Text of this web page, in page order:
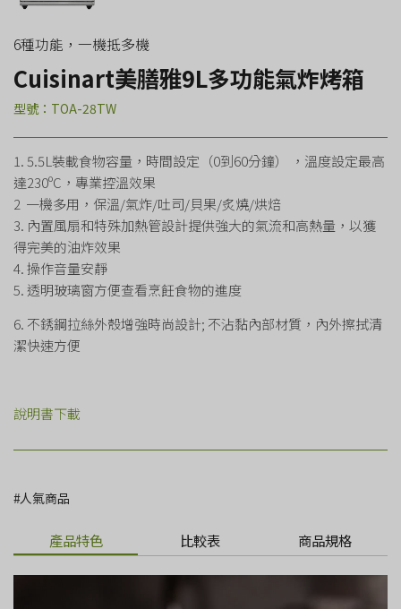
6種功能，一機抵多機
Cuisinart美膳雅9L多功能氣炸烤箱
型號：TOA-28TW
1. 5.5L裝載食物容量，時間設定（0到60分鐘） ，溫度設定最高
達230ºC，專業控溫效果
2 一機多用，保溫/氣炸/吐司/貝果/炙燒/烘焙
3. 內置風扇和特殊加熱管設計提供強大的氣流和高熱量，以獲
得完美的油炸效果
4. 操作音量安靜
5. 透明玻璃窗方便查看烹飪食物的進度
6. 不銹鋼拉絲外殼增強時尚設計; 不沾黏內部材質，內外擦拭清
潔快速方便
說明書下載
人氣商品
產品特色 比較表 商品規格